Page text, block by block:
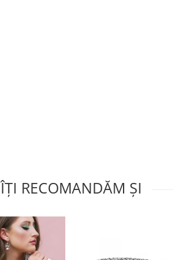
ÎȚI RECOMANDĂM ȘI